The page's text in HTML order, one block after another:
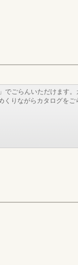
でごらんいただけます。
くりながらカタログをご